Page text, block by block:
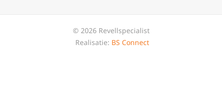
© 2026 Revellspecialist
Realisatie: BS Connect